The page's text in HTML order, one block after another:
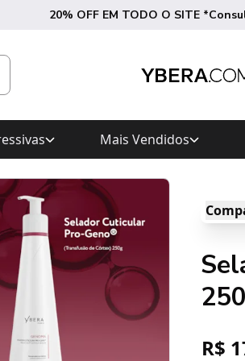
20% OFF EM TODO O SITE
Mais Vendidos
R$